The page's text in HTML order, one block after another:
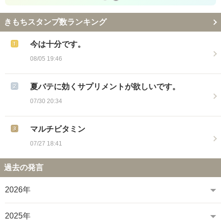
きもちスタンプ数ランキング
今は十分です。
08/05 19:46
夏バテに効くサプリメントが欲しいです。
07/30 20:34
マルチビタミン
07/27 18:41
過去の発言
2026年
2025年